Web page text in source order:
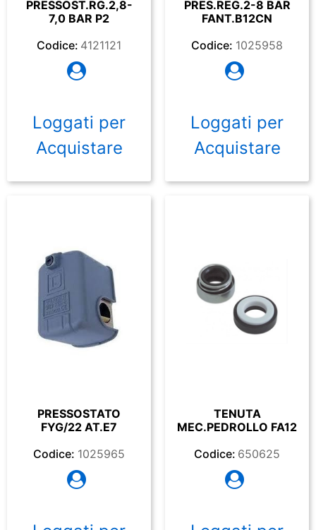
PRESSOST.RG.2,8-
7,0 BAR P2
Codice: 4121121
Loggati per
Acquistare
PRES.REG.2-8 BAR
FANT.B12CN
Codice: 1025958
Loggati per
Acquistare
PRESSOSTATO
FYG/22 AT.E7
Codice: 1025965
TENUTA
MEC.PEDROLLO FA12
Codice: 650625